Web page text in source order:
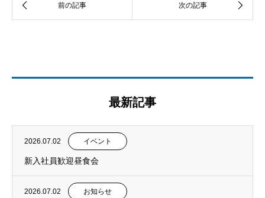
最新記事
2026.07.02 イベント
新入社員歓迎昼食会
2026.07.02 お知らせ